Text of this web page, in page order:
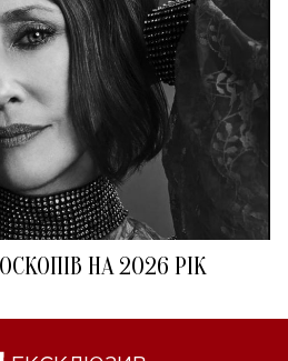
НА 2026 РІК